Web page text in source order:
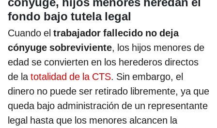
fondo bajo tutela legal
Cuando el trabajador fallecido no deja
cónyuge sobreviviente, los hijos menores de
edad se convierten en los herederos directos
de latotalidad de la CTS. Sin embargo, el
dinero no puede ser retirado libremente, ya que
queda bajo administración de un representante
legal hasta que los menores alcancen la